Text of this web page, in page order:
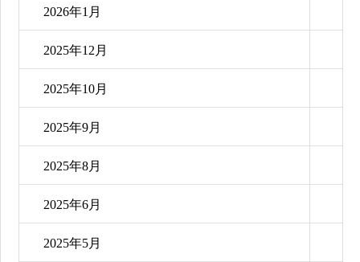
2026年1月
2025年12月
2025年10月
2025年9月
2025年8月
2025年6月
2025年5月